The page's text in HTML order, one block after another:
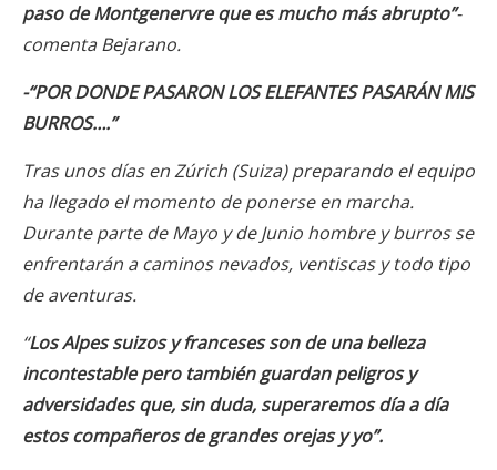
paso de Montgenervre que es mucho más abrupto”-
comenta Bejarano.
-“POR DONDE PASARON LOS ELEFANTES PASARÁN MIS
BURROS….”
Tras unos días en Zúrich (Suiza) preparando el equipo
ha llegado el momento de ponerse en marcha.
Durante parte de Mayo y de Junio hombre y burros se
enfrentarán a caminos nevados, ventiscas y todo tipo
de aventuras.
“Los Alpes suizos y franceses son de una belleza
incontestable pero también guardan peligros y
adversidades que, sin duda, superaremos día a día
estos compañeros de grandes orejas y yo”.